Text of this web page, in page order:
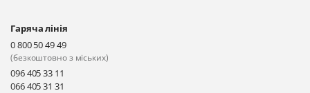
Гаряча лінія
0 800 50 49 49
(безкоштовно з міських)
096 405 33 11
066 405 31 31